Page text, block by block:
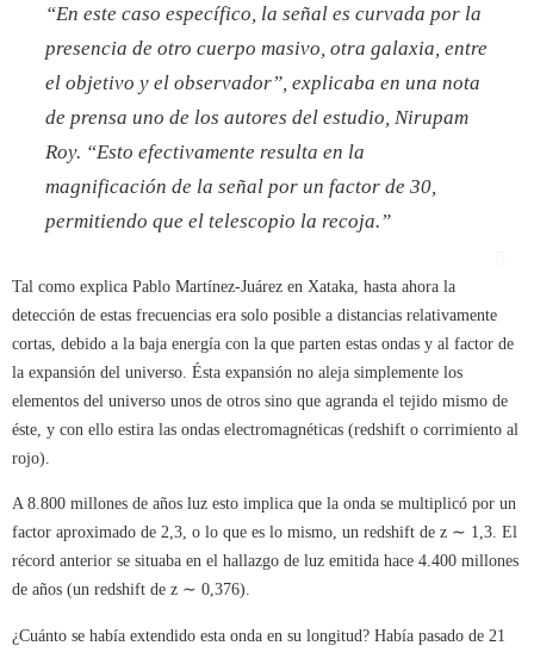
“En este caso específico, la señal es curvada por la
presencia de otro cuerpo masivo, otra galaxia, entre
el objetivo y el observador”, explicaba en una nota
de prensa uno de los autores del estudio, Nirupam
Roy. “Esto efectivamente resulta en la
magnificación de la señal por un factor de 30,
permitiendo que el telescopio la recoja.”
Tal como explica Pablo Martínez-Juárez en Xataka, hasta ahora la
detección de estas frecuencias era solo posible a distancias relativamente
cortas, debido a la baja energía con la que parten estas ondas y al factor de
la expansión del universo. Ésta expansión no aleja simplemente los
elementos del universo unos de otros sino que agranda el tejido mismo de
éste, y con ello estira las ondas electromagnéticas (redshift o corrimiento al
rojo).
A 8.800 millones de años luz esto implica que la onda se multiplicó por un
factor aproximado de 2,3, o lo que es lo mismo, un redshift de z ∼ 1,3. El
récord anterior se situaba en el hallazgo de luz emitida hace 4.400 millones
de años (un redshift de z ∼ 0,376).
¿Cuánto se había extendido esta onda en su longitud? Había pasado de 21